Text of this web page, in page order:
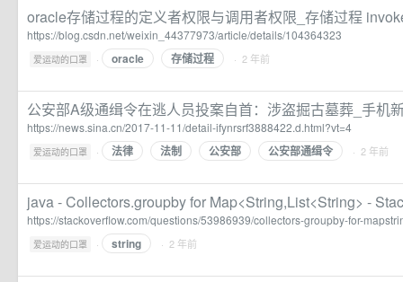
oracle存储过程的定义者权限与调用者权限_存储过程
https://blog.csdn.net/weixin_44377973/article/details/104364323
爱运动的口罩 · oracle 存储过程 · 2 年前
公安部A级通缉令在逃人员投案自首：涉盗掘古墓葬_手机
https://news.sina.cn/2017-11-11/detail-ifynrsrf3888422.d.html?vt=4
爱运动的口罩 · 法律 法制 公安部 公安部通缉令 · 2 年前
java - Collectors.groupby for Map<String,List<String> -
https://stackoverflow.com/questions/53986939/collectors-groupby-for-
爱运动的口罩 · string · 2 年前